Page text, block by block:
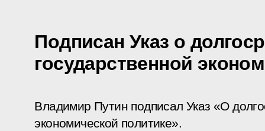
Подписан Указ о
государственной
Владимир Путин подписал Указ «О
экономической политике».